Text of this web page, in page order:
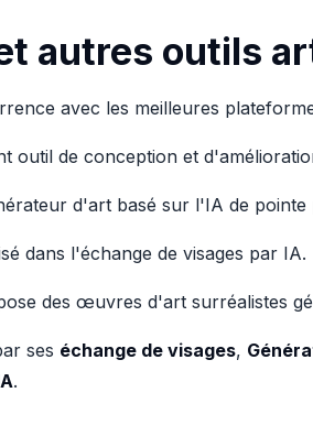
autres outils
avec les meilleures
outil de conception et
d'art basé sur l'IA de pointe
dans l'échange de visages par IA.
des œuvres d'art surréalistes
ses échange de visages,
.